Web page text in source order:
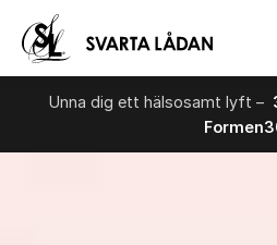
Unna dig ett hälsosamt lyft –